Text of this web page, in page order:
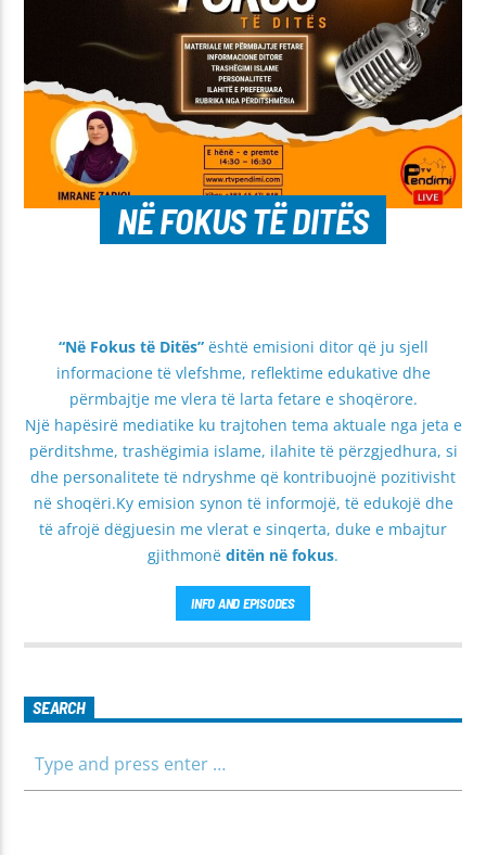
NË FOKUS TË DITËS
“Në Fokus të Ditës”është emisioni ditor që ju sjell
informacione të vlefshme, reflektime edukative dhe
përmbajtje me vlera të larta fetare e shoqërore.
Një hapësirë mediatike ku trajtohen tema aktuale nga jeta e
përditshme, trashëgimia islame, ilahite të përzgjedhura, si
dhe personalitete të ndryshme që kontribuojnë pozitivisht
në shoqëri.Ky emision synon të informojë, të edukojë dhe
të afrojë dëgjuesin me vlerat e sinqerta, duke e mbajtur
gjithmonë ditën në fokus.
INFO AND EPISODES
SEARCH